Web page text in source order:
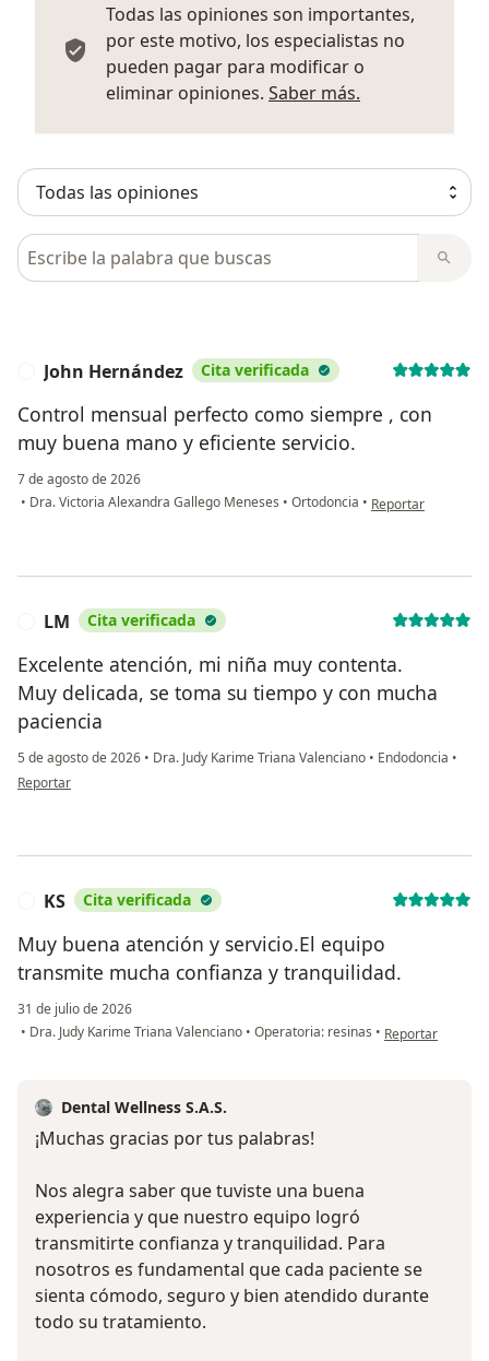
Todas las opiniones son importantes,
por este motivo, los especialistas no
pueden pagar para modificar o
eliminar opiniones. Saber más.
Busca en opiniones
John Hernández Cita verificada
Control mensual perfecto como siempre , con
muy buena mano y eficiente servicio.
7 de agosto de 2026
• Dra. Victoria Alexandra Gallego Meneses • Ortodoncia • en opinión del
Reportar
LM Cita verificada
Excelente atención, mi niña muy contenta.
Muy delicada, se toma su tiempo y con mucha
paciencia
5 de agosto de 2026 • Dra. Judy Karime Triana Valenciano • Endodoncia •
en opinión del usuario LM
Reportar
KS Cita verificada
Muy buena atención y servicio.El equipo
transmite mucha confianza y tranquilidad.
31 de julio de 2026
• Dra. Judy Karime Triana Valenciano • Operatoria: resinas • en opinión del
Reportar
Dental Wellness S.A.S.
¡Muchas gracias por tus palabras!
Nos alegra saber que tuviste una buena
experiencia y que nuestro equipo logró
transmitirte confianza y tranquilidad. Para
nosotros es fundamental que cada paciente se
sienta cómodo, seguro y bien atendido durante
todo su tratamiento.